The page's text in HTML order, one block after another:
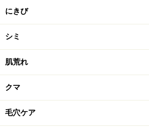
にきび
シミ
肌荒れ
クマ
毛穴ケア